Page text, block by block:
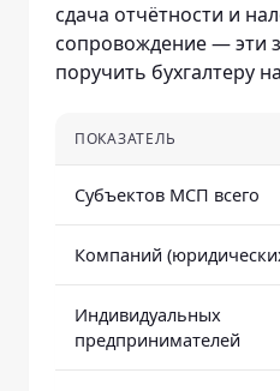
сдача отчётности и
сопровождение — эти
поручить бухгалтеру
ПОКАЗАТЕЛЬ
Субъектов МСП всего
Компаний
Индивидуальных
предпринимателей